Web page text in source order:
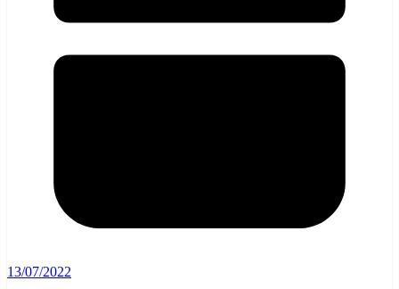
13/07/2022